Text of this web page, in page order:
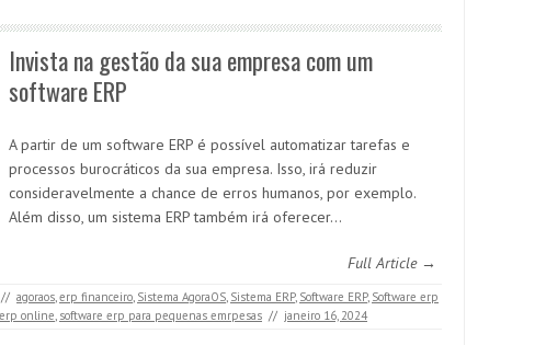
Invista na gestão da sua empresa com um
software ERP
A partir de um software ERP é possível automatizar tarefas e
processos burocráticos da sua empresa. Isso, irá reduzir
consideravelmente a chance de erros humanos, por exemplo.
Além disso, um sistema ERP também irá oferecer…
Full Article →
// agoraos,erp financeiro, Sistema AgoraOS, Sistema ERP, Software ERP, Software erp
online, software erp para pequenas emrpesas // janeiro 16, 2024